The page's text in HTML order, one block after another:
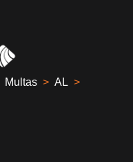
Multas > AL >